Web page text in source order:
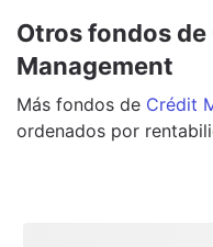
Otros fondos
Management
Más fondos de Crédit
ordenados por